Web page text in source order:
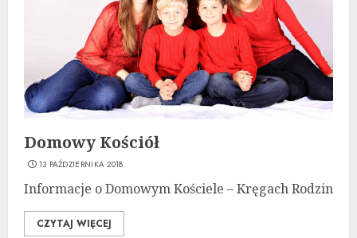
Domowy Kościół
13 PAŹDZIERNIKA 2018
Informacje o Domowym Kościele – Kręgach Rodzin
CZYTAJ WIĘCEJ